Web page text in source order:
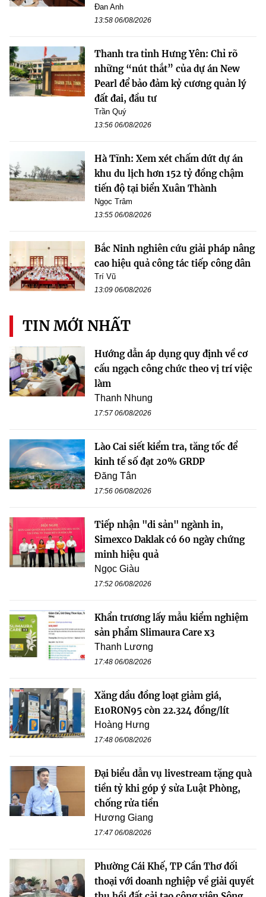
Đan Anh
13:58 06/08/2026
Thanh tra tỉnh Hưng Yên: Chỉ rõ
những “nút thắt” của dự án New
Pearl để bảo đảm kỷ cương quản lý
đất đai, đầu tư
Trần Quý
13:56 06/08/2026
Hà Tĩnh: Xem xét chấm dứt dự án
khu du lịch hơn 152 tỷ đồng chậm
tiến độ tại biển Xuân Thành
Ngọc Trâm
13:55 06/08/2026
Bắc Ninh nghiên cứu giải pháp nâng
cao hiệu quả công tác tiếp công dân
Trí Vũ
13:09 06/08/2026
TIN MỚI NHẤT
Hướng dẫn áp dụng quy định về cơ
cấu ngạch công chức theo vị trí việc
làm
Thanh Nhung
17:57 06/08/2026
Lào Cai siết kiểm tra, tăng tốc để
kinh tế số đạt 20% GRDP
Đăng Tân
17:56 06/08/2026
Tiếp nhận "di sản" ngành in,
Simexco Daklak có 60 ngày chứng
minh hiệu quả
Ngọc Giàu
17:52 06/08/2026
Khẩn trương lấy mẫu kiểm nghiệm
sản phẩm Slimaura Care x3
Thanh Lương
17:48 06/08/2026
Xăng dầu đồng loạt giảm giá,
E10RON95 còn 22.324 đồng/lít
Hoàng Hưng
17:48 06/08/2026
Đại biểu dẫn vụ livestream tặng quà
tiền tỷ khi góp ý sửa Luật Phòng,
chống rửa tiền
Hương Giang
17:47 06/08/2026
Phường Cái Khế, TP Cần Thơ đối
thoại với doanh nghiệp về giải quyết